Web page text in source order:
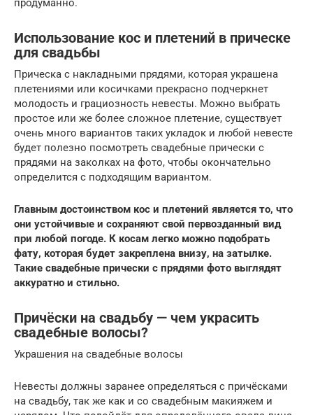
продуманно.
Использование кос и плетений в прическе
для свадьбы
Прическа с накладными прядями, которая украшена
плетениями или косичками прекрасно подчеркнет
молодость и грациозность невесты. Можно выбрать
простое или же более сложное плетение, существует
очень много вариантов таких укладок и любой невесте
будет полезно посмотреть свадебные прически с
прядями на заколках на фото, чтобы окончательно
определится с подходящим вариантом.
Главным достоинством кос и плетений является то, что
они устойчивые и сохраняют свой первозданный вид
при любой погоде. К косам легко можно подобрать
фату, которая будет закреплена внизу, на затылке.
Такие свадебные прически с прядями фото выглядят
аккуратно и стильно.
Причёски на свадьбу — чем украсить
свадебные волосы?
Украшения на свадебные волосы
Невесты должны заранее определяться с причёсками
на свадьбу, так же как и со свадебным макияжем и